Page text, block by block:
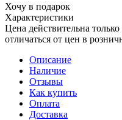
Хочу в подарок
Характеристики
Цена действительна
отличаться от цен в
Описание
Наличие
Отзывы
Как купить
Оплата
Доставка